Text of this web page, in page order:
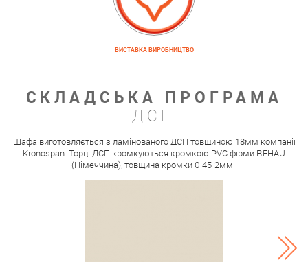
ВИСТАВКА ВИРОБНИЦТВО
СКЛАДСЬКА ПРОГРАМА
ДСП
Шафа виготовляється з ламінованого ДСП товщиною 18мм компанії
Kronospan. Торці ДСП кромкуються кромкою PVC фірми REHAU
(Німеччина), товщина кромки 0.45-2мм .